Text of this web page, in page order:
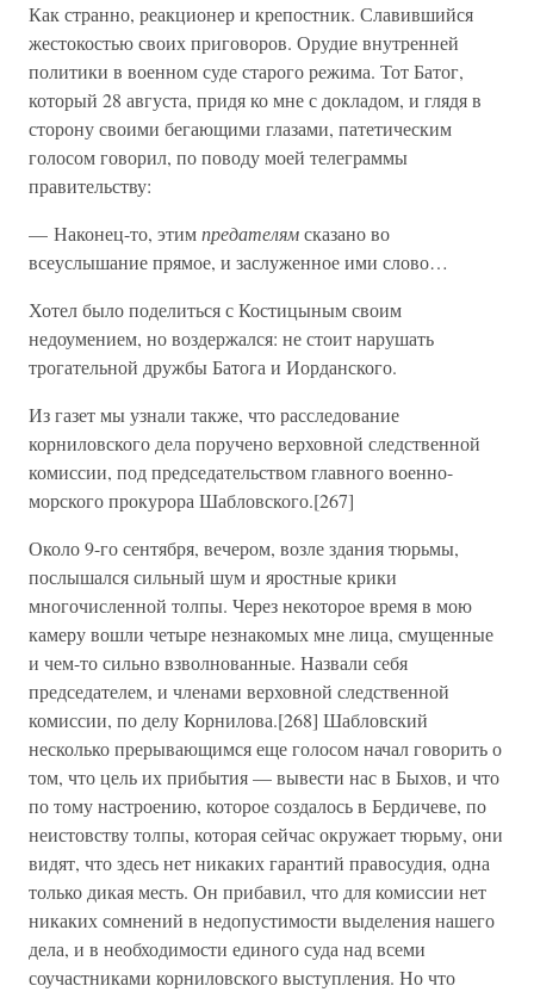
Как странно, реакционер и крепостник. Славившийся
жестокостью своих приговоров. Орудие внутренней
политики в военном суде старого режима. Тот Батог,
который 28 августа, придя ко мне с докладом, и глядя в
сторону своими бегающими глазами, патетическим
голосом говорил, по поводу моей телеграммы
правительству:
— Наконец-то, этимпредателямсказано во
всеуслышание прямое, и заслуженное ими слово…
Хотел было поделиться с Костицыным своим
недоумением, но воздержался: не стоит нарушать
трогательной дружбы Батога и Иорданского.
Из газет мы узнали также, что расследование
корниловского дела поручено верховной следственной
комиссии, под председательством главного военно-
морского прокурора Шабловского.[267]
Около 9-го сентября, вечером, возле здания тюрьмы,
послышался сильный шум и яростные крики
многочисленной толпы. Через некоторое время в мою
камеру вошли четыре незнакомых мне лица, смущенные
и чем-то сильно взволнованные. Назвали себя
председателем, и членами верховной следственной
комиссии, по делу Корнилова.[268] Шабловский
несколько прерывающимся еще голосом начал говорить о
том, что цель их прибытия — вывести нас в Быхов, и что
по тому настроению, которое создалось в Бердичеве, по
неистовству толпы, которая сейчас окружает тюрьму, они
видят, что здесь нет никаких гарантий правосудия, одна
только дикая месть. Он прибавил, что для комиссии нет
никаких сомнений в недопустимости выделения нашего
дела, и в необходимости единого суда над всеми
соучастниками корниловского выступления. Но что